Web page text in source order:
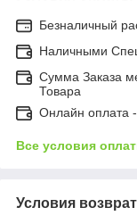
Безналичный
Наличными
Сумма Заказа
Товара
Онлайн оплата
Все условия
Условия